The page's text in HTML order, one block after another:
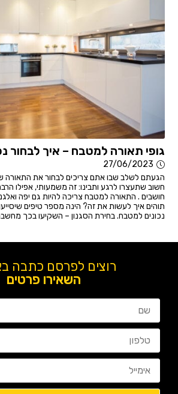
גופי תאורה למטבח – איך לבחור
27/06/2023
הגעתם לשלב שבו אתם צריכים לבחור את
חשוב שתעצרו לרגע ותבינו: זה משמעותי, אפילו
חושבים . התאורה למטבח צריכה להיות גם יפה
תוהים איך לעשות את זה? הינה מספר טיפים
נכונים למטבח. בחירת הסגנון – השקיעו בכך
רוצים לפרסם כתבה
השאירו פרטים